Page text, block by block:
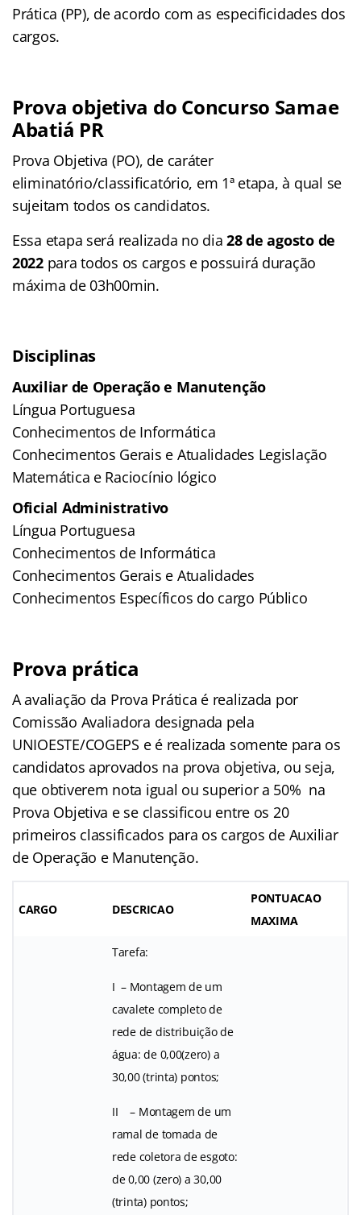
Prática (PP), de acordo com as especificidades dos
cargos.
Prova objetiva do Concurso Samae
Abatiá PR
Prova Objetiva (PO), de caráter
eliminatório/classificatório, em 1ª etapa, à qual se
sujeitam todos os candidatos.
Essa etapa será realizada no dia28 de agosto de
2022para todos os cargos e possuirá duração
máxima de 03h00min.
Disciplinas
Auxiliar de Operação e Manutenção
Língua Portuguesa
Conhecimentos de Informática
Conhecimentos Gerais e Atualidades Legislação
Matemática e Raciocínio lógico
Oficial Administrativo
Língua Portuguesa
Conhecimentos de Informática
Conhecimentos Gerais e Atualidades
Conhecimentos Específicos do cargo Público
Prova prática
A avaliação da Prova Prática é realizada por
Comissão Avaliadora designada pela
UNIOESTE/COGEPS e é realizada somente para os
candidatos aprovados na prova objetiva, ou seja,
que obtiverem nota igual ou superior a 50% na
Prova Objetiva e se classificou entre os 20
primeiros classificados para os cargos de Auxiliar
de Operação e Manutenção.
CARGO DESCRICAO
PONTUACAO
MAXIMA
Tarefa:
I – Montagem de um
cavalete completo de
rede de distribuição de
água: de 0,00(zero) a
30,00 (trinta) pontos;
II – Montagem de um
ramal de tomada de
rede coletora de esgoto:
de 0,00 (zero) a 30,00
(trinta) pontos;